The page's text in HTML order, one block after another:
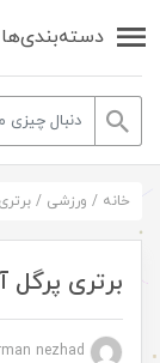
دسته‌بندی‌ها
خانه / ورزشی /
برتری